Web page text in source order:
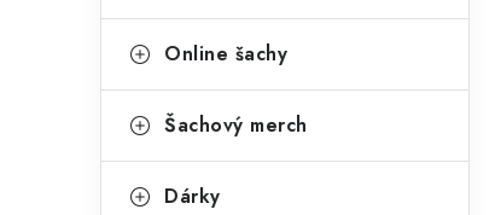
Online šachy
Šachový merch
Dárky